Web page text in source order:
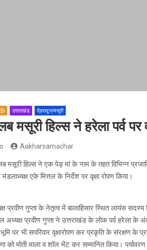
उत्तराखंड देहरादून/मसूरी
मसूरी हिल्स ने हरेला पर्व पर
Aakharsamachar
मसूरी हिल्स ने एक पेड़ मां के नाम के तहत विभिन्न
एके मित्तल के निर्देश पर वृक्षा रोपण किया।
प्रवीण गुप्ता के नेतृत्व में बालाहिसार स्थित लायंस सदस्य
अध्यक्ष प्रवीण गुप्ता ने उत्तराखंड के लोक पर्व हरेला के
पर भी सपरिवार वृक्षारोपण कर प्रकृति के संरक्षण के
को मोती माला व शॉल भेंट कर सम्मानित किया।